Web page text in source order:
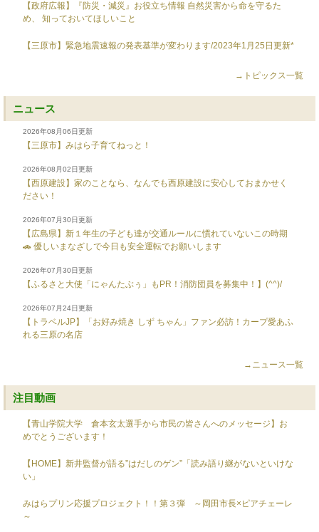
【政府広報】『防災・減災』お役立ち情報 自然災害から命を守るた
め、 知っておいてほしいこと
【三原市】緊急地震速報の発表基準が変わります/2023年1月25日更新*
→トピックス一覧
ニュース
2026年08月06日更新
【三原市】みはら子育てねっと！
2026年08月02日更新
【西原建設】家のことなら、なんでも西原建設に安心しておまかせく
ださい！
2026年07月30日更新
【広島県】新１年生の子ども達が交通ルールに慣れていないこの時期
🚗 優しいまなざしで今日も安全運転でお願いします
2026年07月30日更新
【ふるさと大使「にゃんたぶぅ」もPR！消防団員を募集中！】(^^)/
2026年07月24日更新
【トラベルJP】「お好み焼き しず ちゃん」ファン必訪！カープ愛あふ
れる三原の名店
→ニュース一覧
注目動画
【青山学院大学 倉本玄太選手から市民の皆さんへのメッセージ】お
めでとうございます！
【HOME】新井監督が語る”はだしのゲン”「読み語り継がないといけな
い」
みはらプリン応援プロジェクト！！第３弾 ～岡田市長×ピアチェーレ
～